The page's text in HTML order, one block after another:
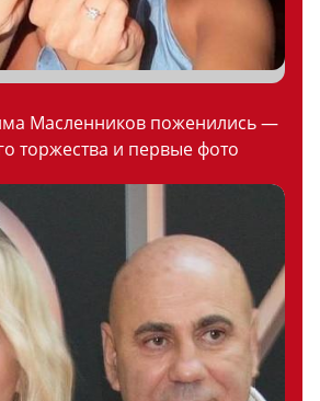
Масленников поженились —
торжества и первые фото